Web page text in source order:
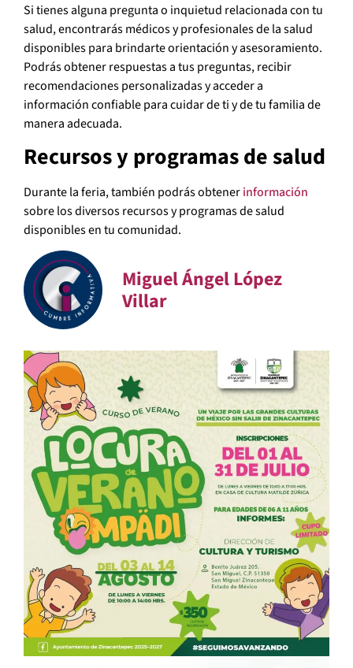
Si tienes alguna pregunta o inquietud relacionada con tu
salud, encontrarás médicos y profesionales de la salud
disponibles para brindarte orientación y asesoramiento.
Podrás obtener respuestas a tus preguntas, recibir
recomendaciones personalizadas y acceder a
información confiable para cuidar de ti y de tu familia de
manera adecuada.
Recursos y programas de salud
Durante la feria, también podrás obtenerinformación
sobre los diversos recursos y programas de salud
disponibles en tu comunidad.
Miguel Ángel López
Villar